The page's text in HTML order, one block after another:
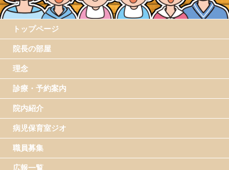
トップページ
院長の部屋
理念
診療・予約案内
院内紹介
病児保育室ジオ
職員募集
広報一覧